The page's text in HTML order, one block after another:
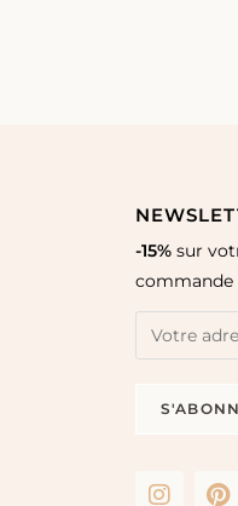
-15%sur
commande